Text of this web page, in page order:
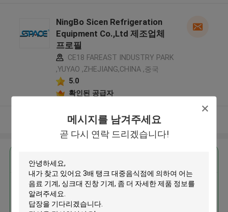
메시지를 남겨주세요
곧 다시 연락 드리겠습니다!
NingBo Sicen Refrigeration
Equipment Co.,Ltd 제조업체
프로필
CE18 FAREAST INDUSTRY PARK
,YUYAO ,ZHEJIANG,CHINA ,중국
5.0
확인된 공급자
더 많은 것을 전망하십시오
3배 탱크 대중음식점에 의하여 어
는 음료 기계, 싱크대 진창 기계